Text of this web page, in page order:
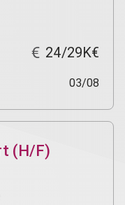
24/29K€
03/08
(H/F)